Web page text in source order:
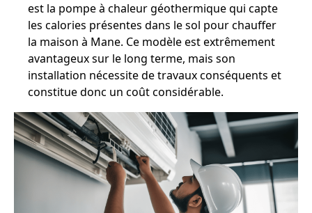
est la pompe à chaleur géothermique qui capte
les calories présentes dans le sol pour chauffer
la maison à Mane. Ce modèle est extrêmement
avantageux sur le long terme, mais son
installation nécessite de travaux conséquents et
constitue donc un coût considérable.